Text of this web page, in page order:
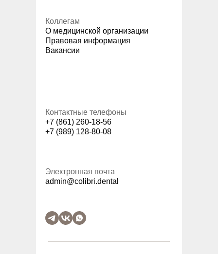
Коллегам
О медицинской организации
Правовая информация
Вакансии
Контактные телефоны
+7 (861) 260-18-56
+7 (989) 128-80-08
Электронная почта
admin@colibri.dental